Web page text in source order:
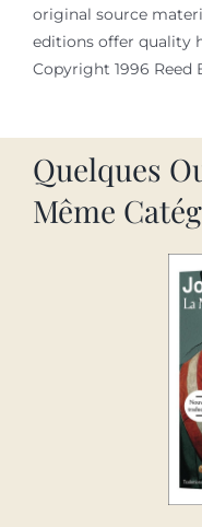
original source
editions offer quality
Copyright 1996 Reed
Quelques
Même